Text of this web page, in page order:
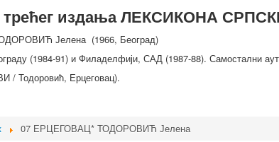
трећег издања ЛЕКСИКОНА
Јелена (1966, Београд)
(1984-91) и Филаделфији, САД (1987-88). Самостални
/ Тодоровић, Ерцеговац).
07 ЕРЦЕГОВАЦ* ТОДОРОВИЋ Јелена